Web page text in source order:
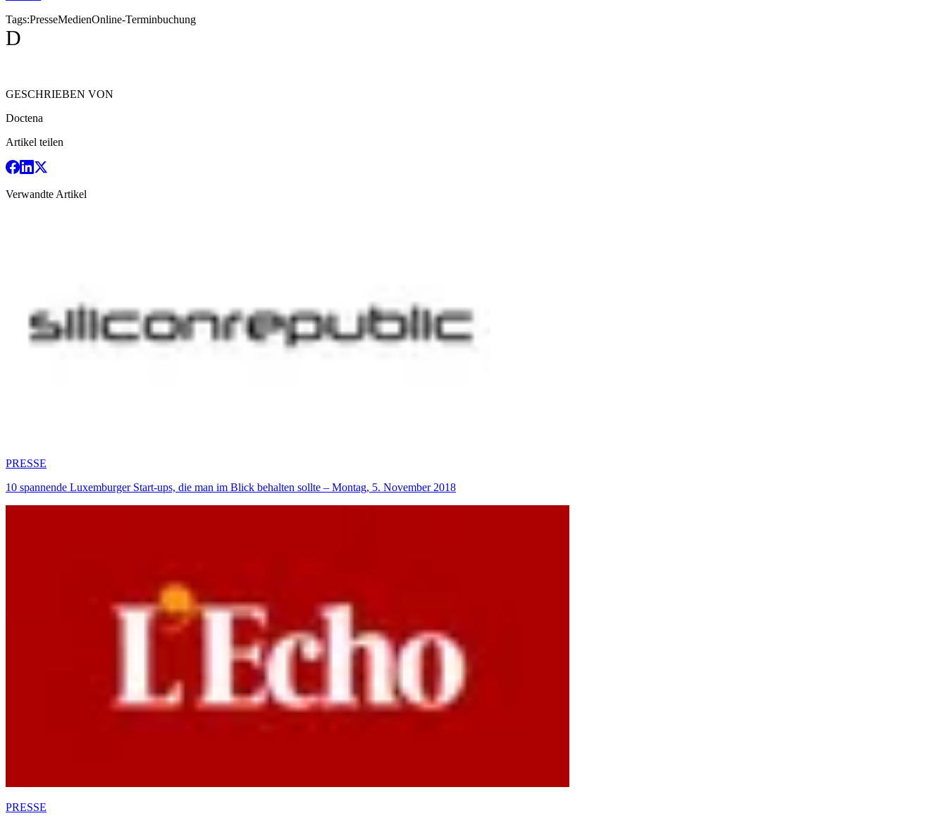
Tags:PresseMedienOnline-Terminbuchung
D
GESCHRIEBEN VON
Doctena
Artikel teilen
Verwandte Artikel
PRESSE
10 spannende Luxemburger Start-ups, die man im Blick behalten sollte – Montag, 5. November 2018
PRESSE